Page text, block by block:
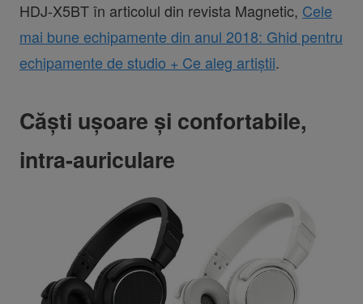
HDJ-X5BT în articolul din revista Magnetic, Cele
mai bune echipamente din anul 2018: Ghid pentru
echipamente de studio + Ce aleg artiștii.
Căști ușoare și confortabile,
intra-auriculare